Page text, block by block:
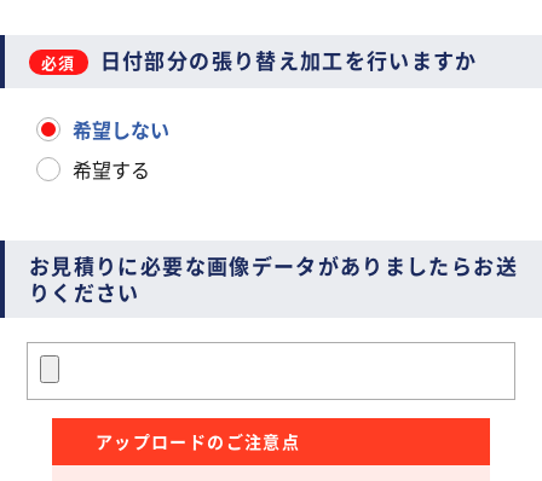
日付部分の張り替え加工を行いますか
希望しない
希望する
お見積りに必要な画像データがありましたらお送
りください
アップロードのご注意点